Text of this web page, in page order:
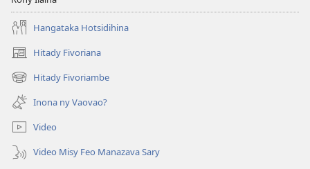
Hangataka Hotsidihina
Hitady Fivoriana
(manokatra
rohy) Hitady Fivoriambe
(manokatra
rohy) Inona ny Vaovao?
Video
Video Misy Feo Manazava Sary